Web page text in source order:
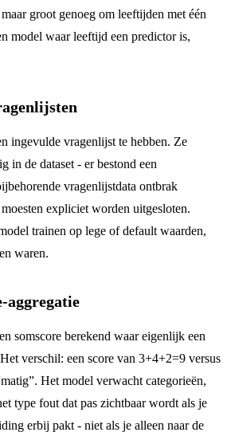
groot genoeg om leeftijden met één
model waar leeftijd een predictor is,
ingevulde vragenlijst te hebben. Ze
in de dataset - er bestond een
vragenlijstdata ontbrak
expliciet worden uitgesloten.
trainen op lege of default waarden,
waren.
aggregatie
somscore berekend waar eigenlijk een
verschil: een score van 3+4+2=9 versus
Het model verwacht categorieën,
type fout dat pas zichtbaar wordt als je
erbij pakt - niet als je alleen naar de